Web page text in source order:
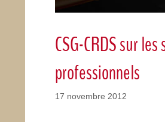
CSG-CRDS sur
professionnels
17 novembre 2012